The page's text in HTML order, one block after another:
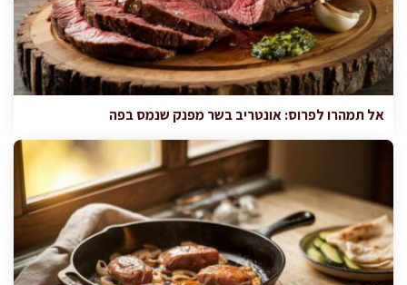
אל תמהרו לפרוס: אונטריב בשר מפנק שנמס בפה